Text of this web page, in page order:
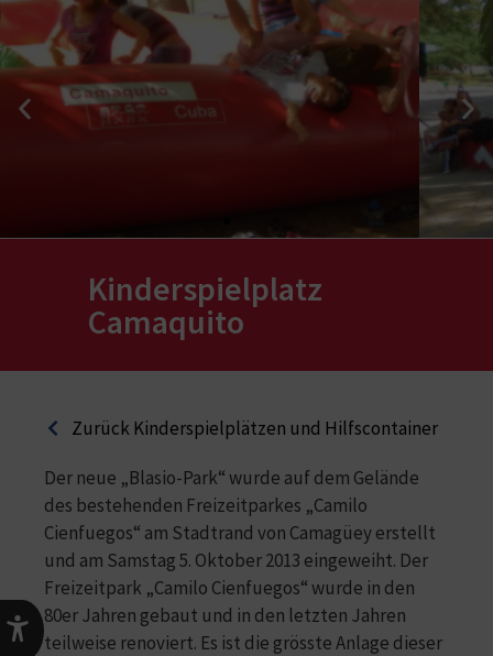
Kinderspielplatz
Camaquito
Zurück Kinderspielplätzen und Hilfscontainer
Der neue „Blasio-Park“ wurde auf dem Gelände
des bestehenden Freizeitparkes „Camilo
Cienfuegos“ am Stadtrand von Camagüey erstellt
und am Samstag 5. Oktober 2013 eingeweiht. Der
Freizeitpark „Camilo Cienfuegos“ wurde in den
80er Jahren gebaut und in den letzten Jahren
teilweise renoviert. Es ist die grösste Anlage dieser